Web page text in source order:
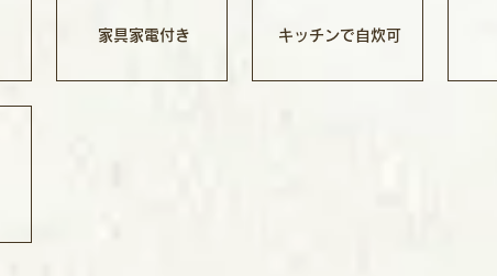
家具家電付き キッチンで自炊可